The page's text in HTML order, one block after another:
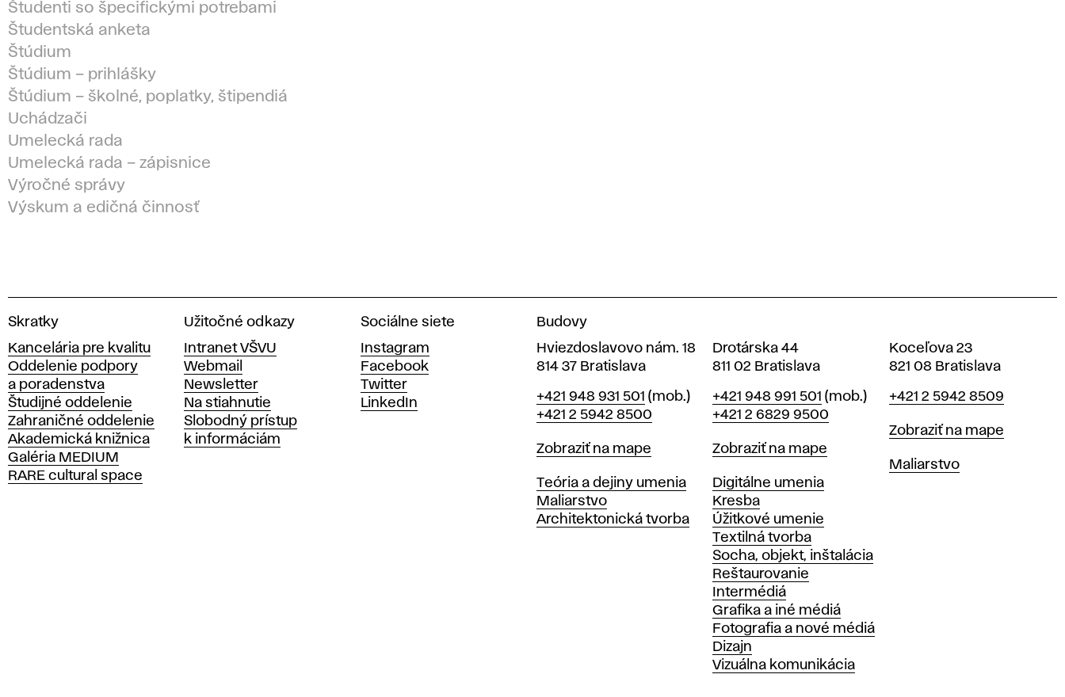
Študenti so špecifickými potrebami
Študentská anketa
Štúdium
Štúdium – prihlášky
Štúdium – školné, poplatky, štipendiá
Uchádzači
Umelecká rada
Umelecká rada – zápisnice
Výročné správy
Výskum a edičná činnosť
V
s
o
k
á
š
k
o
l
Skratky
Kancelária pre kvalitu
Oddelenie podpory
a poradenstva
Študijné oddelenie
Zahraničné oddelenie
Akademická knižnica
Galéria MEDIUM
RARE cultural space
Užitočné odkazy
Intranet VŠVU
Webmail
Newsletter
Na stiahnutie
Slobodný prístup
k informáciám
Sociálne siete
Instagram
Facebook
Twitter
LinkedIn
Budovy
Hviezdoslavovo nám. 18
814 37 Bratislava
Telefón
+421 948 931 501 (mob.)
+421 2 5942 8500
Mapa
Zobraziť na mape
Katedry
Teória a dejiny umenia
Maliarstvo
Architektonická tvorba
Drotárska 44
811 02 Bratislava
Telefón
+421 948 991 501 (mob.)
+421 2 6829 9500
Mapa
Zobraziť na mape
Katedry
Digitálne umenia
Kresba
Úžitkové umenie
Textilná tvorba
Socha, objekt, inštalácia
Reštaurovanie
Intermédiá
Grafika a iné médiá
Fotografia a nové médiá
Dizajn
Vizuálna komunikácia
Koceľova 23
821 08 Bratislava
Telefón
+421 2 5942 8509
Mapa
Zobraziť na mape
Katedry
Maliarstvo